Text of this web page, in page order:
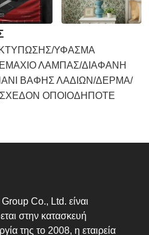
ΥΦΑΣΜΑ
ΛΑΜΠΑΣ/ΔΙΑΦΑΝΗ
ΒΑΦΗΣ ΛΑΔΙΩΝ/ΔΕΡΜΑ/
ΟΠΟΙΟΔΗΠΟΤΕ
Co., Ltd. είναι
στην κατασκευή
της το 2008, η εταιρεία